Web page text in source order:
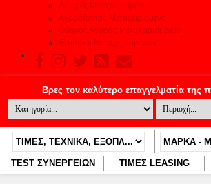
Δοκιμές Μεταχειρισμένων
Αγοράζοντας Μεταχειρισμένο
Οδηγός Αγοράς Μεταχειρισμένου
Έμποροι Μεταχειρισμένων
TEST ΣΥΝΕΡΓΕΙΩΝ ΤΙΜΕΣ LEASING